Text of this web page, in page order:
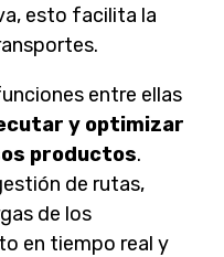
esto facilita la
entre ellas
y optimizar
productos.
de rutas,
de los
en tiempo real y